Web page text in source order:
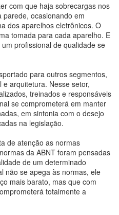
com que haja sobrecargas nos
ocasionando em
dos aparelhos eletrônicos. O
tomada para cada aparelho. E
profissional de qualidade se
para outros segmentos,
arquitetura. Nesse setor,
treinados e responsáveis
se comprometerá em manter
em sintonia com o desejo
na legislação.
de atenção as normas
da ABNT foram pensadas
de um determinado
não se apega às normas, ele
mais barato, mas que com
totalmente a